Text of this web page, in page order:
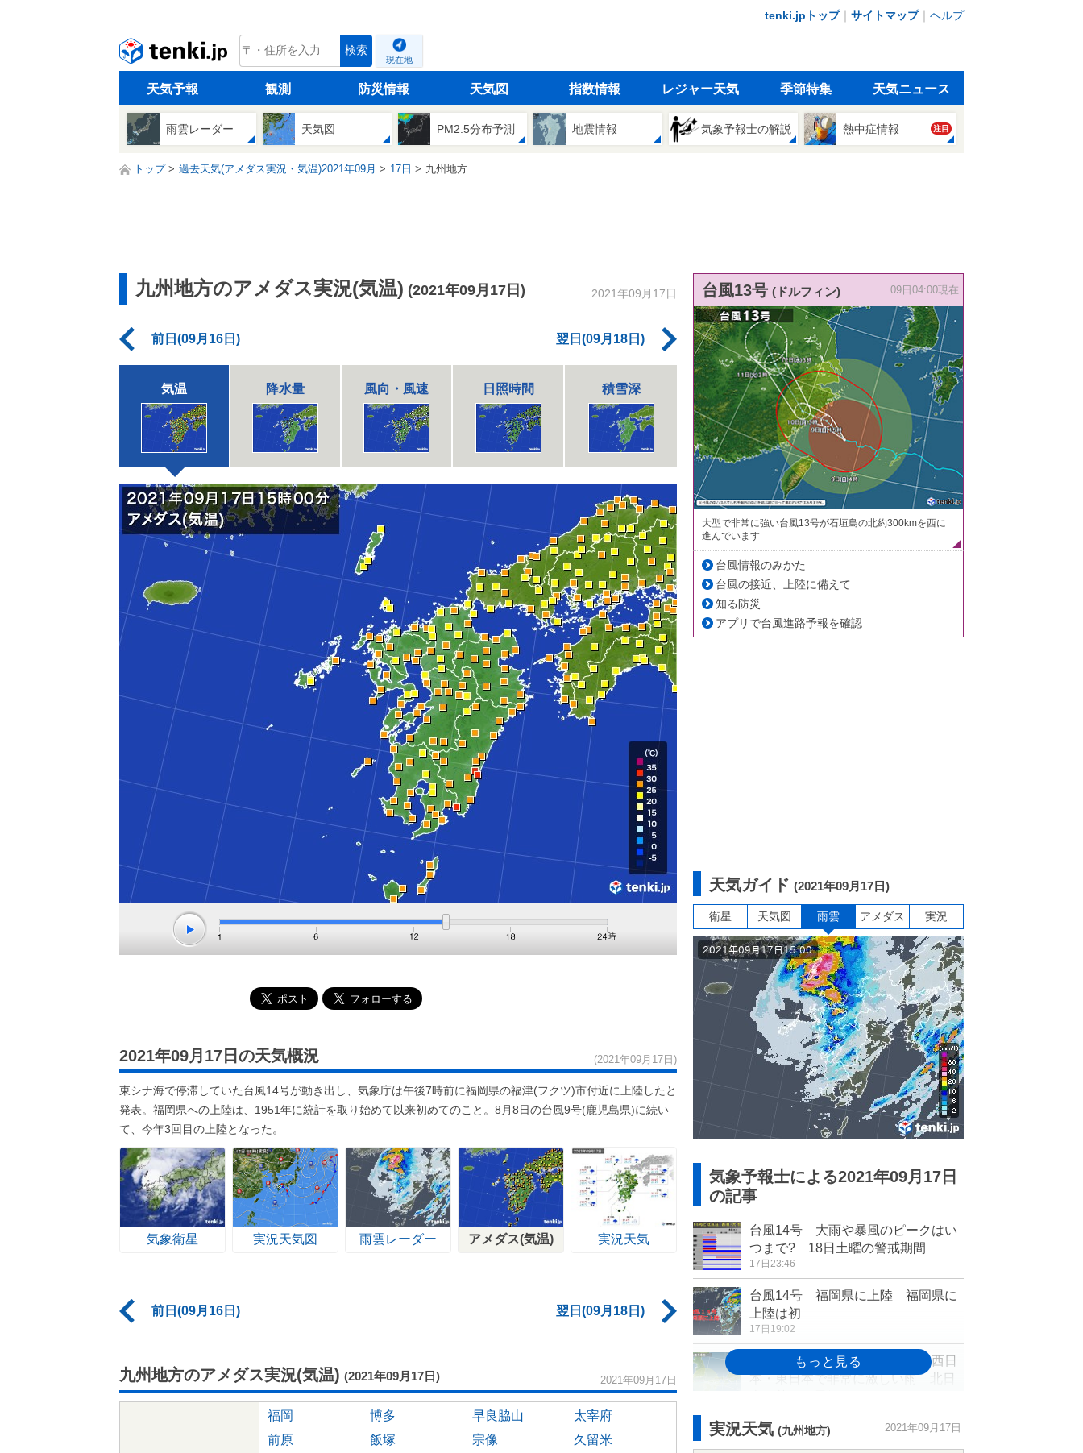
tenki.jpトップ｜ サイトマップ｜ ヘルプ
tenki.jp 検索
現在地
天気予報 観測 防災情報 天気図 指数情報 レジャー天気 季節特集 天気ニュース
雨雲レーダー 天気図 PM2.5分布予測 地震情報 気象予報士の解説 熱中症情報 注目
トップ 過去天気(アメダス実況・気温)2021年09月 17日 九州地方
九州地方のアメダス実況(気温) (2021年09月17日) 2021年09月17日
前日(09月16日) 翌日(09月18日)
気温 降水量 風向・風速 日照時間 積雪深
2021年09月17日の天気概況 (2021年09月17日)
東シナ海で停滞していた台風14号が動き出し、気象庁は午後7時前に福岡県の福津(フクツ)市付近に上陸したと
発表。福岡県への上陸は、1951年に統計を取り始めて以来初めてのこと。8月8日の台風9号(鹿児島県)に続い
て、今年3回目の上陸となった。
気象衛星 実況天気図 雨雲レーダー アメダス(気温) 実況天気
前日(09月16日) 翌日(09月18日)
九州地方のアメダス実況(気温) (2021年09月17日) 2021年09月17日
福岡 博多 早良脇山
太宰府
前原
飯塚 宗像
久留米
台風13号 (ドルフィン) 09日04:00現在
大型で非常に強い台風13号が石垣島の北約300kmを西に
進んでいます
台風情報のみかた
台風の接近、上陸に備えて
知る防災
アプリで台風進路予報を確認
天気ガイド (2021年09月17日)
衛星 天気図 雨雲 アメダス 実況
気象予報士による2021年09月17日
の記事
台風14号 大雨や暴風のピークはい
つまで? 18日土曜の警戒期間
17日23:46
台風14号 福岡県に上陸 福岡県に
上陸は初
17日19:02
台風は西日本に上陸へ 18日は西日
本・東日本で非常に激しい雨 北日
実況天気 (九州地方) 2021年09月17日